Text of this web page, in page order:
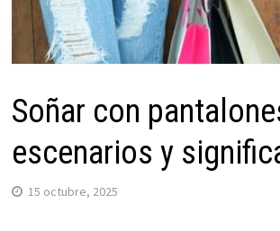
Soñar con
escenarios y
15 octubre, 2025